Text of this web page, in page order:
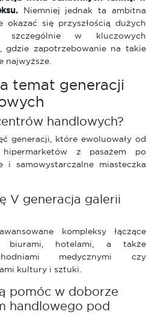
Niemniej jednak ta ambitna
się przyszłością dużych
szczególnie w kluczowych
gdzie zapotrzebowanie na takie
najwyższe.
temat generacji
handlowych?
generacji, które ewoluowały od
hipermarketów z pasażem po
i samowystarczalne miasteczka
V generacja galerii
kompleksy łączące
biurami, hotelami, a także
medycznymi czy
kultury i sztuki.
pomóc w doborze
handlowego pod